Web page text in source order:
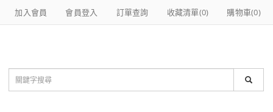
加入會員 會員登入 訂單查詢 收藏清單(0) 購物車(0)